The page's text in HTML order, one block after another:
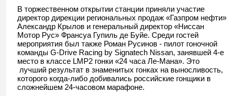
В торжественном открытии станции приняли участие
директор дирекции региональных продаж «Газпром нефти»
Александр Крылов и генеральный директор «Ниссан
Мотор Рус» Франсуа Гупиль де Буйе. Среди гостей
мероприятия был также Роман Русинов - пилот гоночной
команды G-Drive Racing by Signatech Nissan, занявшей 4-е
место в классе LMP2 гонки «24 часа Ле-Мана». Это
лучший результат в знаменитых гонках на выносливость,
которого когда-либо добивались российские гонщики в
сложнейшем 24-часовом марафоне.